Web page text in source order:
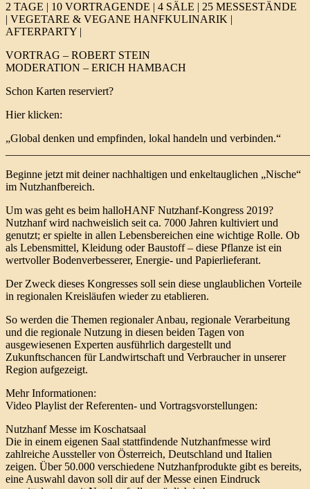
2 TAGE | 10 VORTRAGENDE | 4 SÄLE | 25 MESSESTÄNDE
| VEGETARE & VEGANE HANFKULINARIK |
AFTERPARTY |
VORTRAG – ROBERT STEIN
MODERATION – ERICH HAMBACH
Schon Karten reserviert?
Hier klicken:
„Global denken und empfinden, lokal handeln und verbinden.“
Beginne jetzt mit deiner nachhaltigen und enkeltauglichen „Nische“
im Nutzhanfbereich.
Um was geht es beim halloHANF Nutzhanf-Kongress 2019?
Nutzhanf wird nachweislich seit ca. 7000 Jahren kultiviert und
genutzt; er spielte in allen Lebensbereichen eine wichtige Rolle. Ob
als Lebensmittel, Kleidung oder Baustoff – diese Pflanze ist ein
wertvoller Bodenverbesserer, Energie- und Papierlieferant.
Der Zweck dieses Kongresses soll sein diese unglaublichen Vorteile
in regionalen Kreisläufen wieder zu etablieren.
So werden die Themen regionaler Anbau, regionale Verarbeitung
und die regionale Nutzung in diesen beiden Tagen von
ausgewiesenen Experten ausführlich dargestellt und
Zukunftschancen für Landwirtschaft und Verbraucher in unserer
Region aufgezeigt.
Mehr Informationen:
Video Playlist der Referenten- und Vortragsvorstellungen:
Nutzhanf Messe im Koschatsaal
Die in einem eigenen Saal stattfindende Nutzhanfmesse wird
zahlreiche Aussteller von Österreich, Deutschland und Italien
zeigen. Über 50.000 verschiedene Nutzhanfprodukte gibt es bereits,
eine Auswahl davon soll dir auf der Messe einen Eindruck